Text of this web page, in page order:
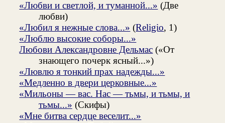
«Любви и светлой, и туманной...» (Две
любви)
«Любил я нежные слова...» (Religio, 1)
«Люблю высокие соборы...»
Любови Александровне Дельмас («От
знающего почерк ясный...»)
«Лювлю я тонкий прах надежды...»
«Медленно в двери церковные...»
«Мильоны — вас. Нас — тьмы, и тьмы, и
тьмы...» (Скифы)
«Мне битва сердце веселит...»